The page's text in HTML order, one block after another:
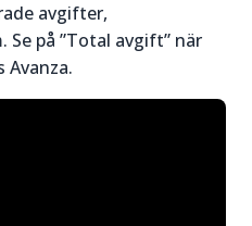
avgifter,
på ”Total avgift” när
Avanza.